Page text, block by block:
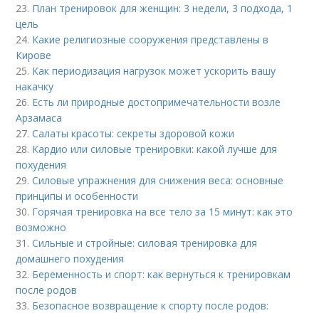
23. План тренировок для женщин: 3 недели, 3 подхода, 1
цель
24. Какие религиозные сооружения представлены в
Кирове
25. Как периодизация нагрузок может ускорить вашу
накачку
26. Есть ли природные достопримечательности возле
Арзамаса
27.Салаты красоты: секреты здоровой кожи
28. Кардио или силовые тренировки: какой лучше для
похудения
29.Силовые упражнения для снижения веса: основные
принципы и особенности
30. Горячая тренировка на все тело за 15 минут: как это
возможно
31.Сильные и стройные: силовая тренировка для
домашнего похудения
32. Беременность и спорт: как вернуться к тренировкам
после родов
33. Безопасное возвращение к спорту после родов: